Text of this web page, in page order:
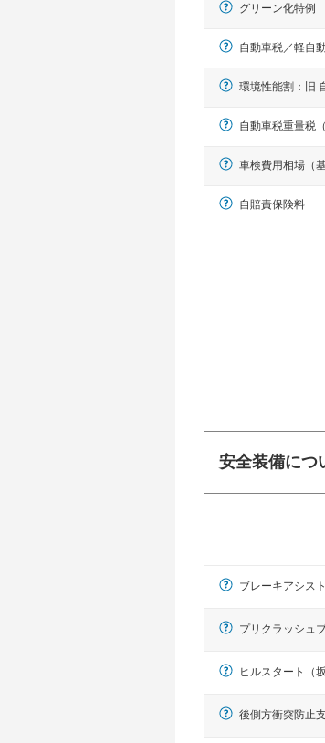
軽自動車
グリーン化特例
自動車税／軽自
環境性能割：旧
自動車税重量税
車検費用相場（
自賠責保険料
安全装備につ
前走
ーキ
車線逸
プアシ
運転
グ・
ブレーキアシスト
プリクラッシュ
ヒルスタート（
後側方衝突防止